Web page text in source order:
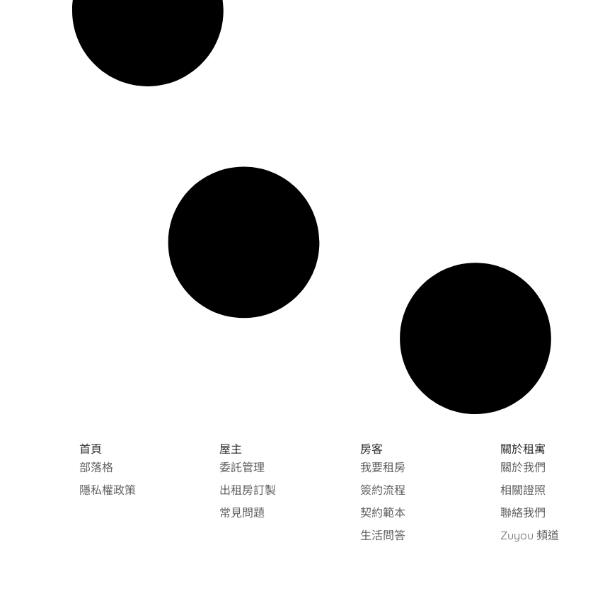
首頁
部落格
隱私權政策
屋主
委託管理
出租房訂製
常見問題
房客
我要租房
簽約流程
契約範本
生活問答
關於租寓
關於我們
相關證照
聯絡我們
Zuyou 頻道